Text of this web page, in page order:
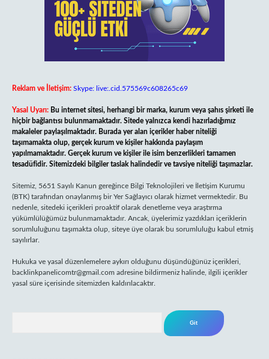
Reklam ve İletişim: Skype: live:.cid.575569c608265c69
Yasal Uyarı: Bu internet sitesi, herhangi bir marka, kurum veya şahıs şirketi ile
hiçbir bağlantısı bulunmamaktadır. Sitede yalnızca kendi hazırladığımız
makaleler paylaşılmaktadır. Burada yer alan içerikler haber niteliği
taşımamakta olup, gerçek kurum ve kişiler hakkında paylaşım
yapılmamaktadır. Gerçek kurum ve kişiler ile isim benzerlikleri tamamen
tesadüfidir. Sitemizdeki bilgiler taslak halindedir ve tavsiye niteliği taşımazlar.
Sitemiz, 5651 Sayılı Kanun gereğince Bilgi Teknolojileri ve İletişim Kurumu
(BTK) tarafından onaylanmış bir Yer Sağlayıcı olarak hizmet vermektedir. Bu
nedenle, sitedeki içerikleri proaktif olarak denetleme veya araştırma
yükümlülüğümüz bulunmamaktadır. Ancak, üyelerimiz yazdıkları içeriklerin
sorumluluğunu taşımakta olup, siteye üye olarak bu sorumluluğu kabul etmiş
sayılırlar.
Hukuka ve yasal düzenlemelere aykırı olduğunu düşündüğünüz içerikleri,
backlinkpanelicomtr@gmail.com adresine bildirmeniz halinde, ilgili içerikler
yasal süre içerisinde sitemizden kaldırılacaktır.